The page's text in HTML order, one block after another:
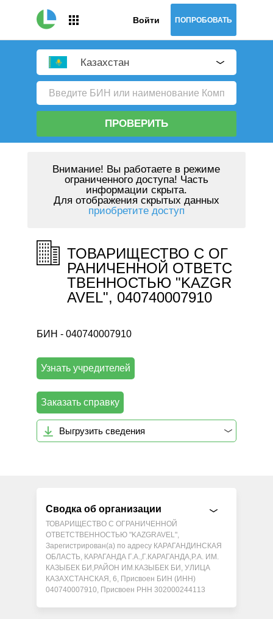
Войти ПОПРОБОВАТЬ
Казахстан
ПРОВЕРИТЬ
Внимание! Вы работаете в режиме
ограниченного доступа! Часть
информации скрыта.
Для отображения скрытых данных
приобретите доступ
ТОВАРИЩЕСТВО С ОГ
РАНИЧЕННОЙ ОТВЕТС
ТВЕННОСТЬЮ "KAZGR
AVEL", 040740007910
БИН - 040740007910
Узнать учредителей
Заказать справку
Выгрузить сведения
Сводка об организации
ТОВАРИЩЕСТВО С ОГРАНИЧЕННОЙ
ОТВЕТСТВЕННОСТЬЮ "KAZGRAVEL",
Зарегистрирован(а) по адресу КАРАГАНДИНСКАЯ
ОБЛАСТЬ, КАРАГАНДА Г.А.,Г.КАРАГАНДА,Р.А. ИМ.
КАЗЫБЕК БИ,РАЙОН ИМ.КАЗЫБЕК БИ, УЛИЦА
КАЗАХСТАНСКАЯ, 6, Присвоен БИН (ИНН)
040740007910, Присвоен РНН 302000244113